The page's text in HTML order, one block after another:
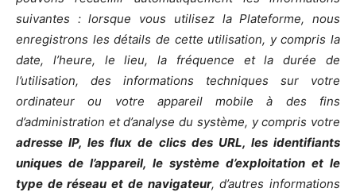
suivantes : lorsque vous utilisez la Plateforme, nous
enregistrons les détails de cette utilisation, y compris la
date, l’heure, le lieu, la fréquence et la durée de
l’utilisation, des informations techniques sur votre
ordinateur ou votre appareil mobile à des fins
d’administration et d’analyse du système, y compris votre
adresse IP, les flux de clics des URL, les identifiants
uniques de l’appareil, le système d’exploitation et le
type de réseau et de navigateur, d’autres informations